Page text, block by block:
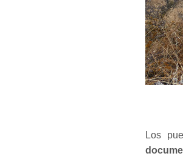
Los